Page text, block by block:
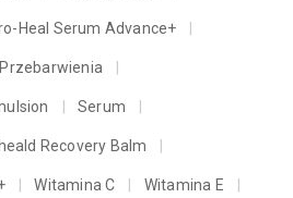
Heal Serum Advance+
Przebarwienia
Serum
Recovery Balm
Witamina C Witamina E